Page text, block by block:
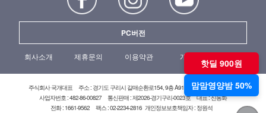
PC버전
회사소개 제휴문의 이용약관 개인정보처리방침
주식회사 국개대표
주소 : 경기도 구리시 갈매순환로154, 9층 A919호(갈매현대테라타워)
사업자번호 : 482-86-00827
통신판매 : 제2026-경기구리-0023호
대표 : 신동화
전화 : 1661-9562
팩스 : 02-2234-2816 개인정보보호책임자 : 정원석
핫딜 900원
맘맘영양밤 50%